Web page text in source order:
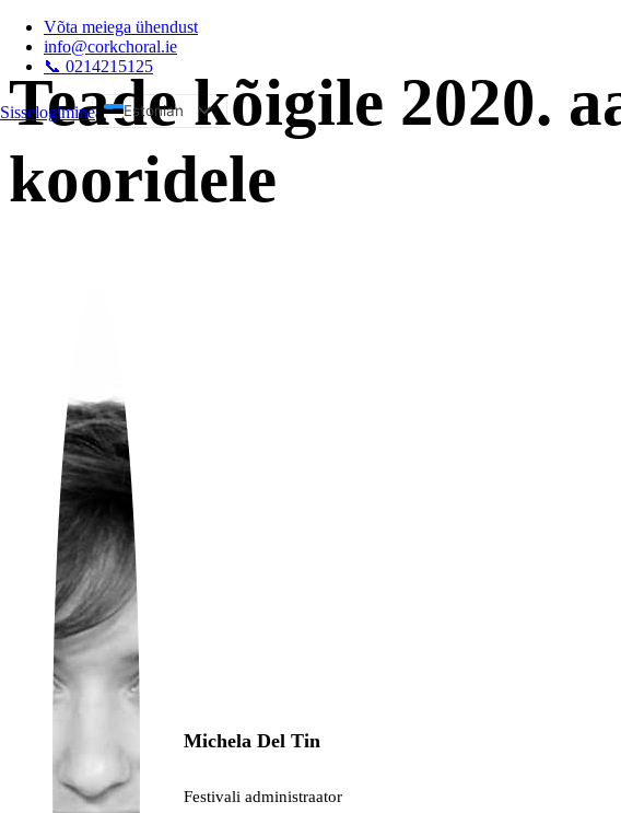
Võta meiega ühendust
info@corkchoral.ie
📞 0214215125
Sisselogiminea
Estonian
Bulgarian
Czech
Italian
Polish
Portuguese
Ukrainian
Teade kõigile 2020.
kooridele
Michela Del Tin
Festivali administraator